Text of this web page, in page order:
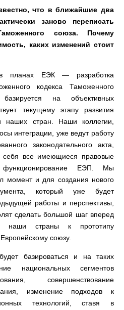
что в ближайшие два
заново переписать
союза. Почему
каких изменений стоит
планах ЕЭК — разработка
кодекса Таможенного
на объективных
текущему этапу развития
наших стран. Наши коллегии,
интеграции, уже ведут работу
законодательного акта,
себя все имеющиеся правовые
ЕЭП. Мы
момент и для создания нового
который уже будет
работы и перспективы,
сделать большой шаг вперед
наши страны к прототипу
союзу.
базироваться и на таких
национальных сегментов
совершенствование
изменение подходов к
технологий, ставя в